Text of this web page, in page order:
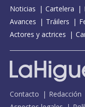
Noticias Cartelera
Avances
Tráilers
Actores y actrices
Contacto Redacción